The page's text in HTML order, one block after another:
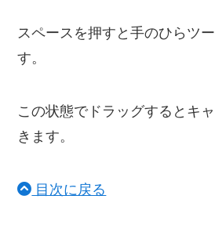
スペースを押すと手のひらツ
す。
この状態でドラッグするとキ
きます。
目次に戻る